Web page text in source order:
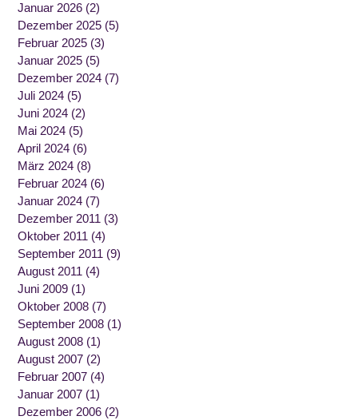
Januar 2026 (2)
Dezember 2025 (5)
Februar 2025 (3)
Januar 2025 (5)
Dezember 2024 (7)
Juli 2024 (5)
Juni 2024 (2)
Mai 2024 (5)
April 2024 (6)
März 2024 (8)
Februar 2024 (6)
Januar 2024 (7)
Dezember 2011 (3)
Oktober 2011 (4)
September 2011 (9)
August 2011 (4)
Juni 2009 (1)
Oktober 2008 (7)
September 2008 (1)
August 2008 (1)
August 2007 (2)
Februar 2007 (4)
Januar 2007 (1)
Dezember 2006 (2)